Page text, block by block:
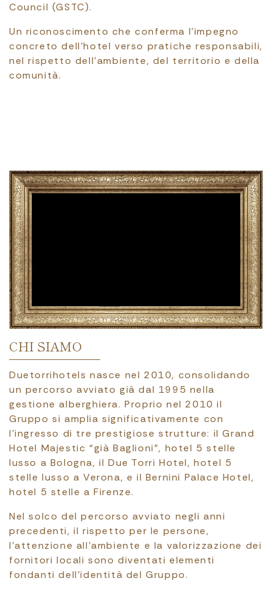
Council (GSTC).
Un riconoscimento che conferma l’impegno
concreto dell’hotel verso pratiche responsabili,
nel rispetto dell’ambiente, del territorio e della
comunità.
CHI SIAMO
Duetorrihotels nasce nel 2010, consolidando
un percorso avviato già dal 1995 nella
gestione alberghiera. Proprio nel 2010 il
Gruppo si amplia significativamente con
l’ingresso di tre prestigiose strutture: il Grand
Hotel Majestic “già Baglioni”, hotel 5 stelle
lusso a Bologna, il Due Torri Hotel, hotel 5
stelle lusso a Verona, e il Bernini Palace Hotel,
hotel 5 stelle a Firenze.
Nel solco del percorso avviato negli anni
precedenti, il rispetto per le persone,
l’attenzione all’ambiente e la valorizzazione dei
fornitori locali sono diventati elementi
fondanti dell’identità del Gruppo.